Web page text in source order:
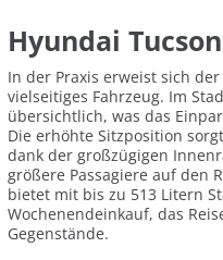
Hyundai
In der Praxis erweist sich
vielseitiges Fahrzeug. Im
übersichtlich, was das
Die erhöhte Sitzposition
dank der großzügigen
größere Passagiere auf den
bietet mit bis zu 513 Litern
Wochenendeinkauf, das
Gegenstände.